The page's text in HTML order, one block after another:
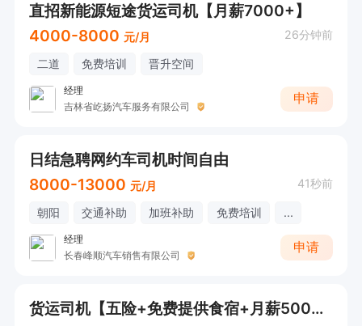
直招新能源短途货运司机【月薪7000+】
4000-8000 元/月 26分钟前
二道 免费培训 晋升空间
经理
吉林省屹扬汽车服务有限公司
申请
日结急聘网约车司机时间自由
8000-13000 元/月 41秒前
朝阳 交通补助 加班补助 免费培训 ...
经理
长春峰顺汽车销售有限公司
申请
货运司机【五险+免费提供食宿+月薪5000+】感兴趣可直接电话联系